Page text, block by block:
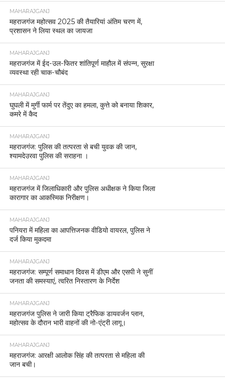
MAHARAJGANJ
महराजगंज महोत्सव 2025 की तैयारियां अंतिम चरण में,
प्रशासन ने लिया स्थल का जायजा
MAHARAJGANJ
महराजगंज में ईद-उल-फितर शांतिपूर्ण माहौल में संपन्न, सुरक्षा
व्यवस्था रही चाक-चौबंद
MAHARAJGANJ
घुघली में मुर्गी फार्म पर तेंदुए का हमला, कुत्ते को बनाया शिकार,
कमरे में कैद
MAHARAJGANJ
महराजगंज: पुलिस की तत्परता से बची युवक की जान,
श्यामदेउरवा पुलिस की सराहना ।
MAHARAJGANJ
महराजगंज में जिलाधिकारी और पुलिस अधीक्षक ने किया जिला
कारागार का आकस्मिक निरीक्षण।
MAHARAJGANJ
पनियरा में महिला का आपत्तिजनक वीडियो वायरल, पुलिस ने
दर्ज किया मुकदमा
MAHARAJGANJ
महराजगंज: सम्पूर्ण समाधान दिवस में डीएम और एसपी ने सुनीं
जनता की समस्याएं, त्वरित निस्तारण के निर्देश
MAHARAJGANJ
महराजगंज पुलिस ने जारी किया ट्रैफिक डायवर्जन प्लान,
महोत्सव के दौरान भारी वाहनों की नो-एंट्री लागू।
MAHARAJGANJ
महराजगंज: आरक्षी आलोक सिंह की तत्परता से महिला की
जान बची।